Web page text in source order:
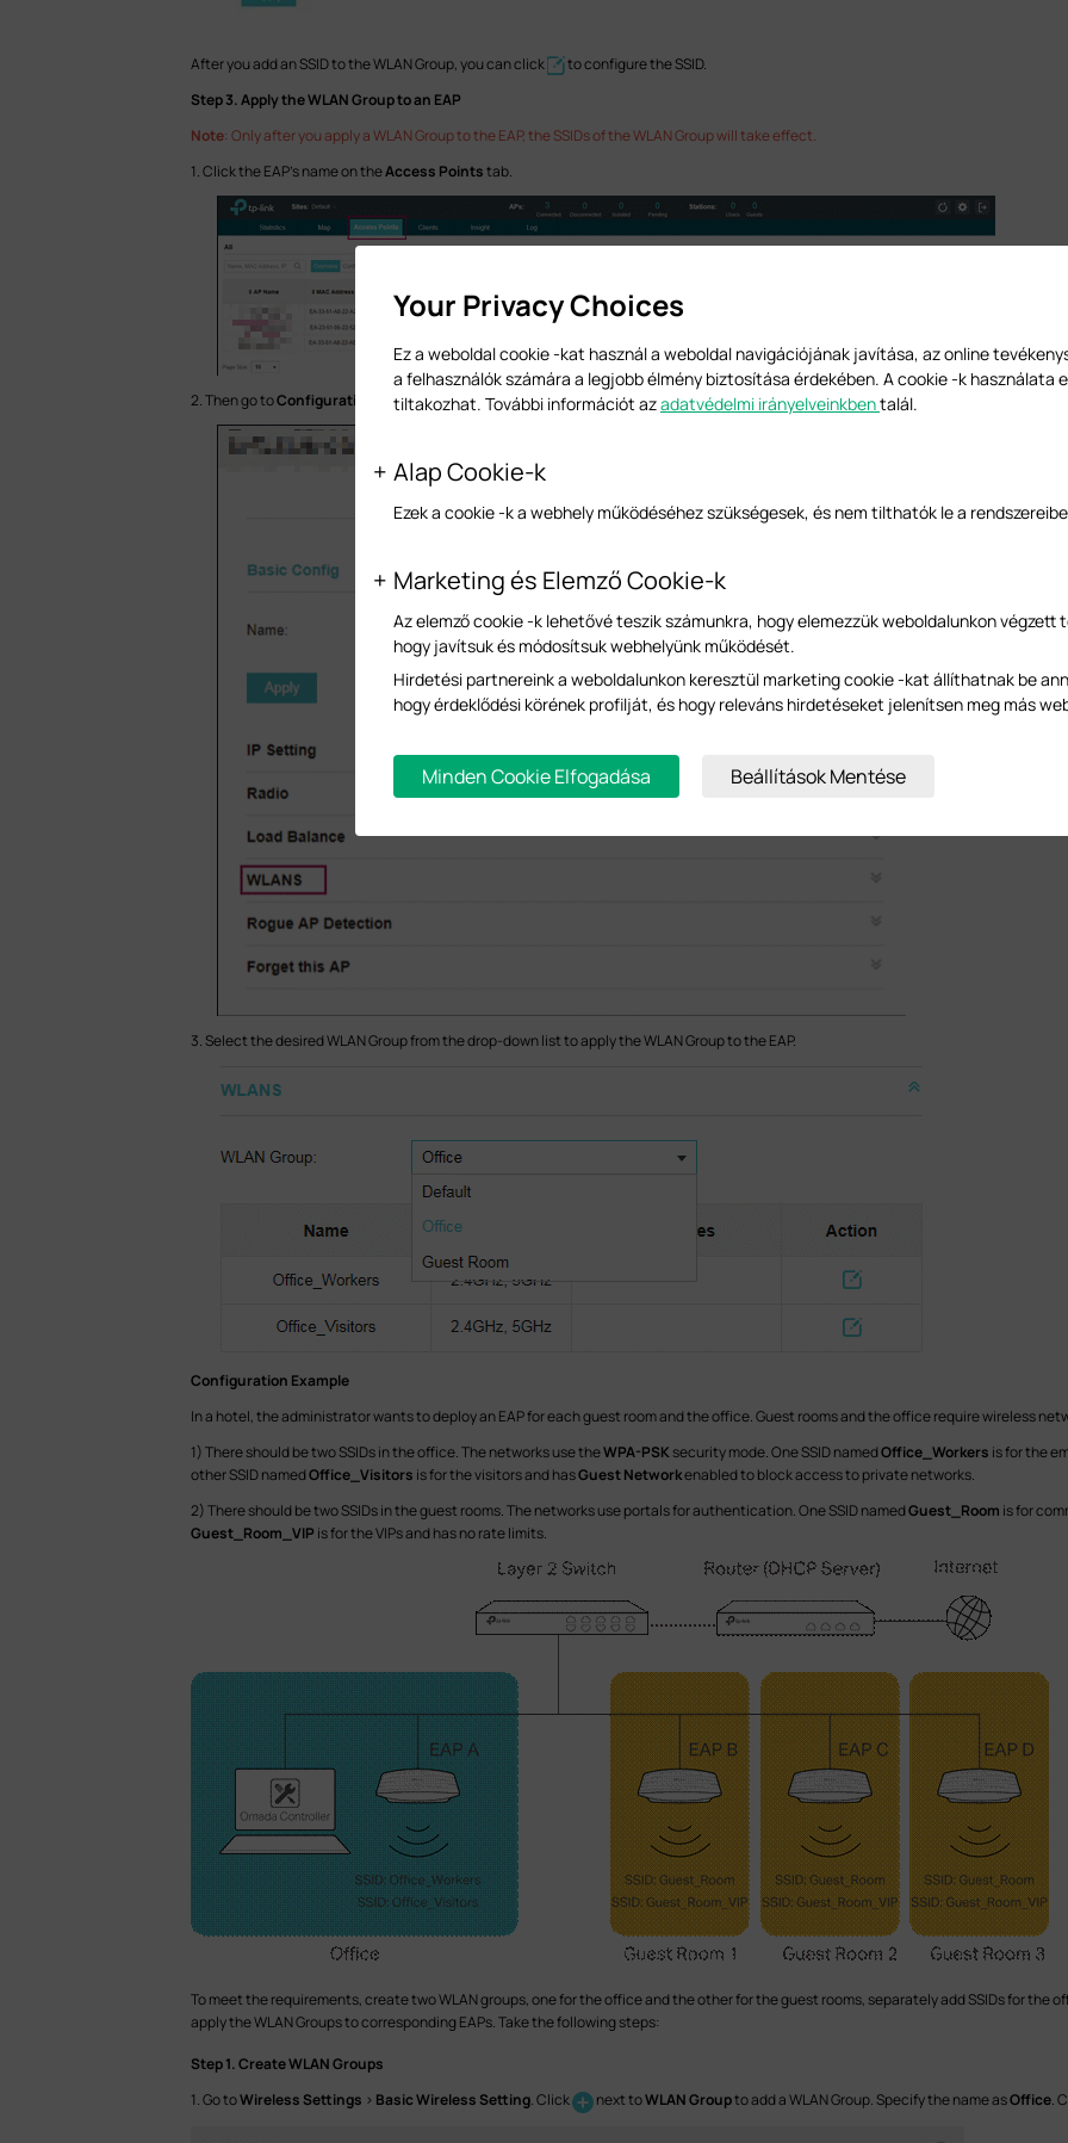
After you add an SSID to the WLAN Group, you can click
to configure the SSID.
Step 3. Apply the WLAN Group to an EAP
Note: Only after you apply a WLAN Group to the EAP, the SSIDs of the WLAN Group will take effect.
1. Click the EAP’s name on theAccess Pointstab.
2. Then go toConfiguration > WLANs.
3. Select the desired WLAN Group from the drop-down list to apply the WLAN Group to the EAP.
Configuration Example
In a hotel, the administrator wants to deploy an EAP for each guest room and the office. Guest rooms and the office require wireless
1) There should be two SSIDs in the office. The networks use theWPA-PSKsecurity mode. One SSID namedOffice_Workers is for the
other SSID namedOffice_Visitors is for the visitors and hasGuest Networkenabled to block access to private networks.
2) There should be two SSIDs in the guest rooms. The networks use portals for authentication. One SSID namedGuest_Room is for
Guest_Room_VIP is for the VIPs and has no rate limits.
To meet the requirements, create two WLAN groups, one for the office and the other for the guest rooms, separately add SSIDs for the
apply the WLAN Groups to corresponding EAPs. Take the following steps:
Step 1. Create WLAN Groups
1. Go toWireless Settings > Basic Wireless Setting.Click next toWLAN Groupto add a WLAN Group. Specify the name asOffice.
Your Privacy Choices
Ez a weboldal cookie -kat használ a weboldal navigációjának javítása, az online
a felhasználók számára a legjobb élmény biztosítása érdekében. A cookie -k használata
tiltakozhat. További információt azadatvédelmi irányelveinkbentalál.
Alap Cookie-k
Ezek a cookie -k a webhely működéséhez szükségesek, és nem tilthatók le a
Marketing és Elemző Cookie-k
Az elemző cookie -k lehetővé teszik számunkra, hogy elemezzük weboldalunkon végzett
hogy javítsuk és módosítsuk webhelyünk működését.
Hirdetési partnereink a weboldalunkon keresztül marketing cookie -kat állíthatnak be
hogy érdeklődési körének profilját, és hogy releváns hirdetéseket jelenítsen meg más
Minden Cookie Elfogadása Beállítások Mentése